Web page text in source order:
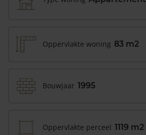
Oppervlakte woning 83 m2
Bouwjaar 1995
Oppervlakte perceel 1119 m2